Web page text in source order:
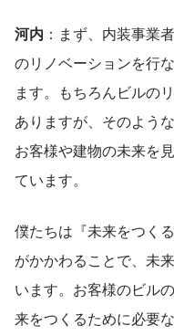
河内 ：まず、内装事業
のリノベーションを行
ます。もちろんビルの
ありますが、そのよう
お客様や建物の未来を
ています。
僕たちは『未来をつく
がかかわることで、未
います。お客様のビル
来をつくるために必要